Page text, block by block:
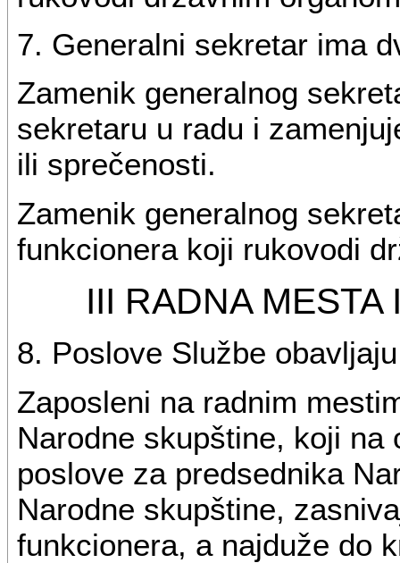
7. Generalni sekretar ima
Zamenik generalnog
sekretaru u radu i
ili sprečenosti.
Zamenik generalnog
funkcionera koji rukovodi
III RADNA
8. Poslove Službe
Zaposleni na radnim
Narodne skupštine, koji na
poslove za predsednika
Narodne skupštine,
funkcionera, a najduže do